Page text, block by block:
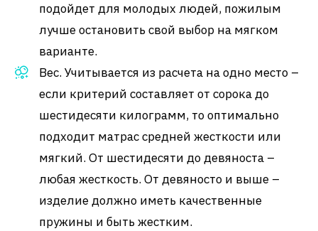
подойдет для молодых людей, пожилым
лучше остановить свой выбор на мягком
варианте.
Вес. Учитывается из расчета на одно место –
если критерий составляет от сорока до
шестидесяти килограмм, то оптимально
подходит матрас средней жесткости или
мягкий. От шестидесяти до девяноста –
любая жесткость. От девяносто и выше –
изделие должно иметь качественные
пружины и быть жестким.